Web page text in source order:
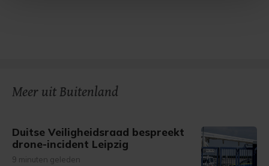
Meer uit Buitenland
Duitse Veiligheidsraad bespreekt
drone-incident Leipzig
9 minuten geleden